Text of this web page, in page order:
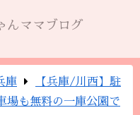
んママブログ
庫
【兵庫/川西】駐
場も無料の一庫公園で